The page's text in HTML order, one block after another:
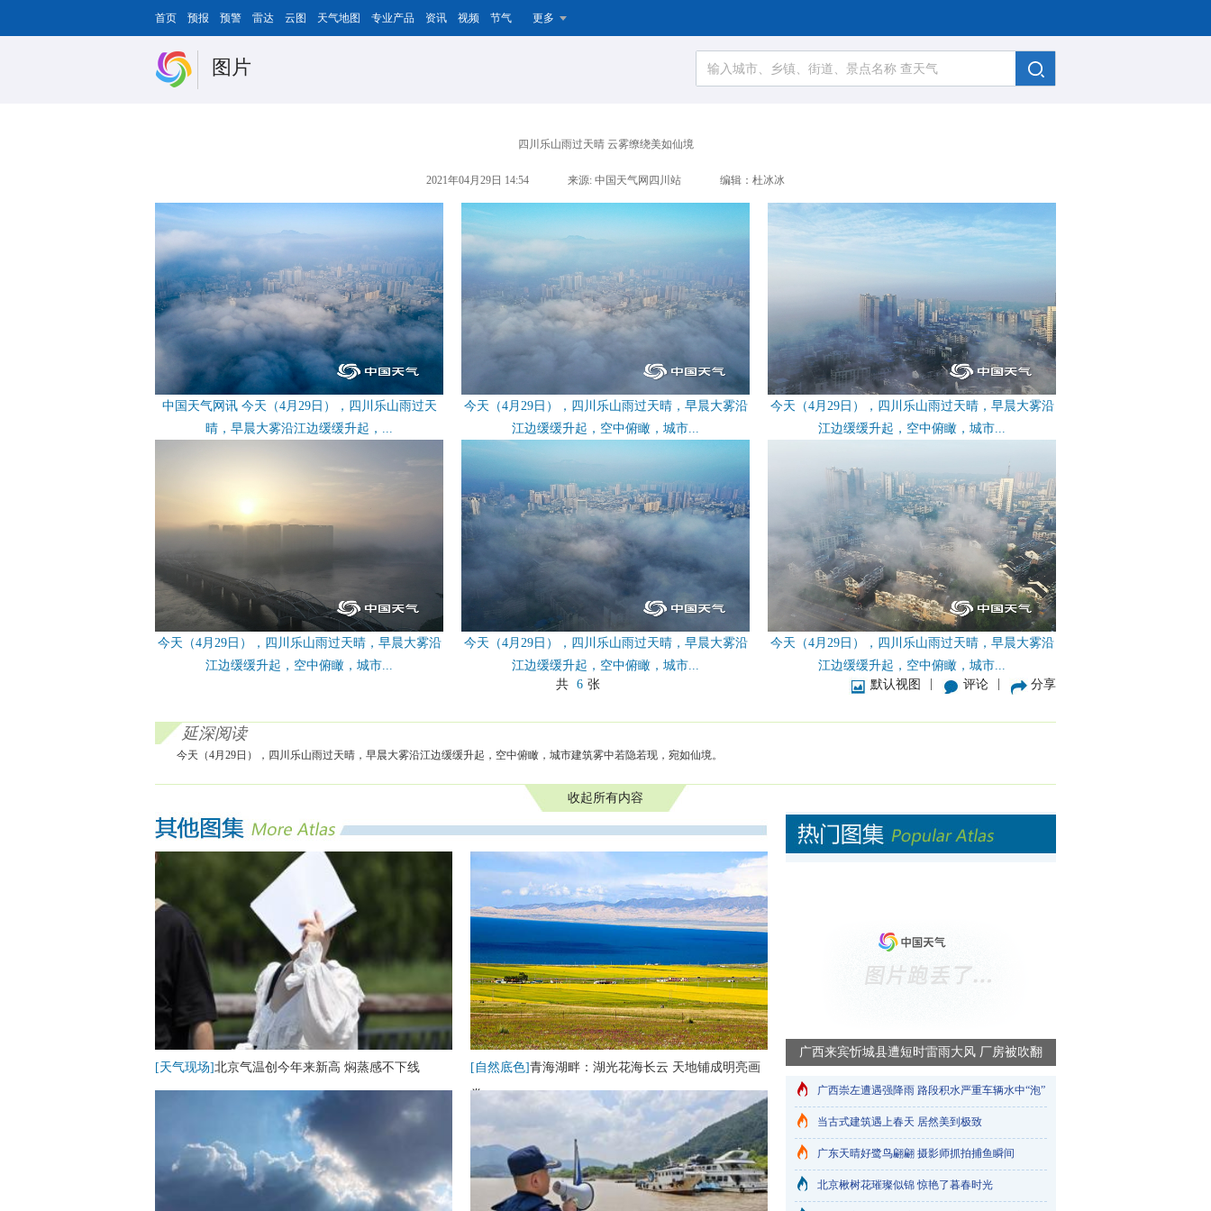
首页 预报 预警 雷达 云图 天气地图 专业产品 资讯 视频 节气 更多
图片
四川乐山雨过天晴 云雾缭绕美如仙境
2021年04月29日 14:54 来源: 中国天气网四川站 编辑：杜冰冰
中国天气网讯 今天（4月29日），四川乐山雨过天
晴，早晨大雾沿江边缓缓升起，...
今天（4月29日），四川乐山雨过天晴，早晨大雾沿
江边缓缓升起，空中俯瞰，城市...
今天（4月29日），四川乐山雨过天晴，早晨大雾沿
江边缓缓升起，空中俯瞰，城市...
今天（4月29日），四川乐山雨过天晴，早晨大雾沿
江边缓缓升起，空中俯瞰，城市...
今天（4月29日），四川乐山雨过天晴，早晨大雾沿
江边缓缓升起，空中俯瞰，城市...
今天（4月29日），四川乐山雨过天晴，早晨大雾沿
江边缓缓升起，空中俯瞰，城市...
共 6 张 默认视图 评论 分享
延深阅读
今天（4月29日），四川乐山雨过天晴，早晨大雾沿江边缓缓升起，空中俯瞰，城市建筑雾中若隐若现，宛如仙境。
收起所有内容
[天气现场]北京气温创今年来新高 焖蒸感不下线 [自然底色]青海湖畔：湖光花海长云 天地铺成明亮画
卷
广西来宾忻城县遭短时雷雨大风 厂房被吹翻
广西崇左遭遇强降雨 路段积水严重车辆水中“泡”​
当古式建筑遇上春天 居然美到极致
广东天晴好鹭鸟翩翩 摄影师抓拍捕鱼瞬间
北京楸树花璀璨似锦 惊艳了暮春时光